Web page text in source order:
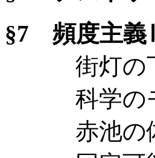
§7 頻度主
街灯の下
科学のモ
赤池の体